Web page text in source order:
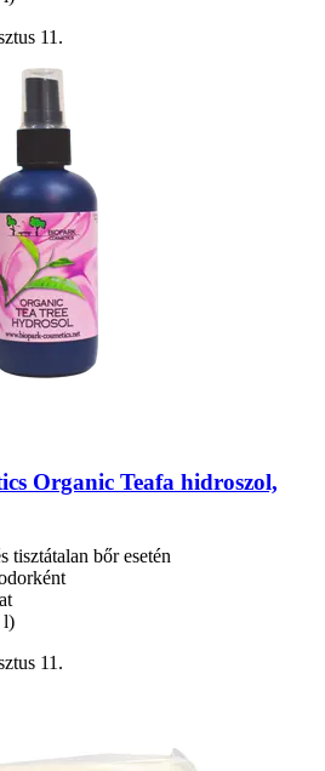
11.
Organic Teafa hidroszol,
tisztátalan bőr esetén
l)
11.